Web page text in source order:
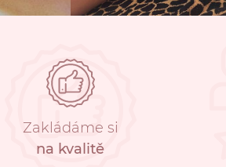
Zakládáme si
na kvalitě